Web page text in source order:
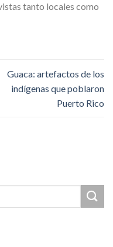
tanto locales como
Guaca: artefactos de los
indígenas que poblaron
Puerto Rico